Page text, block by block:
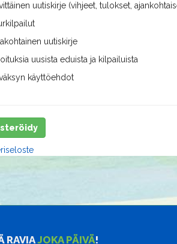
uutiskirje (vihjeet, tulokset,
uutiskirje
uusista eduista ja kilpailuista
käyttöehdot
RAVIAJOKA PÄIVÄ!